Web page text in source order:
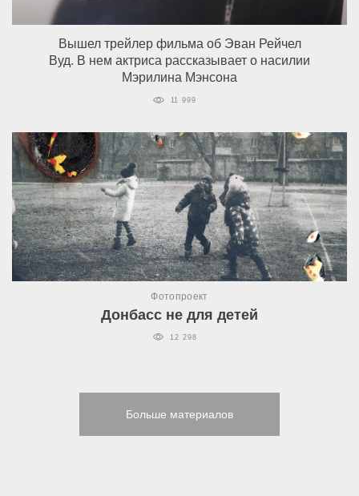
Вышел трейлер фильма об Эван Рейчел
Вуд. В нем актриса рассказывает о насилии
Мэрилина Мэнсона
11 999
Фотопроект
Донбасс не для детей
12 298
Больше материалов